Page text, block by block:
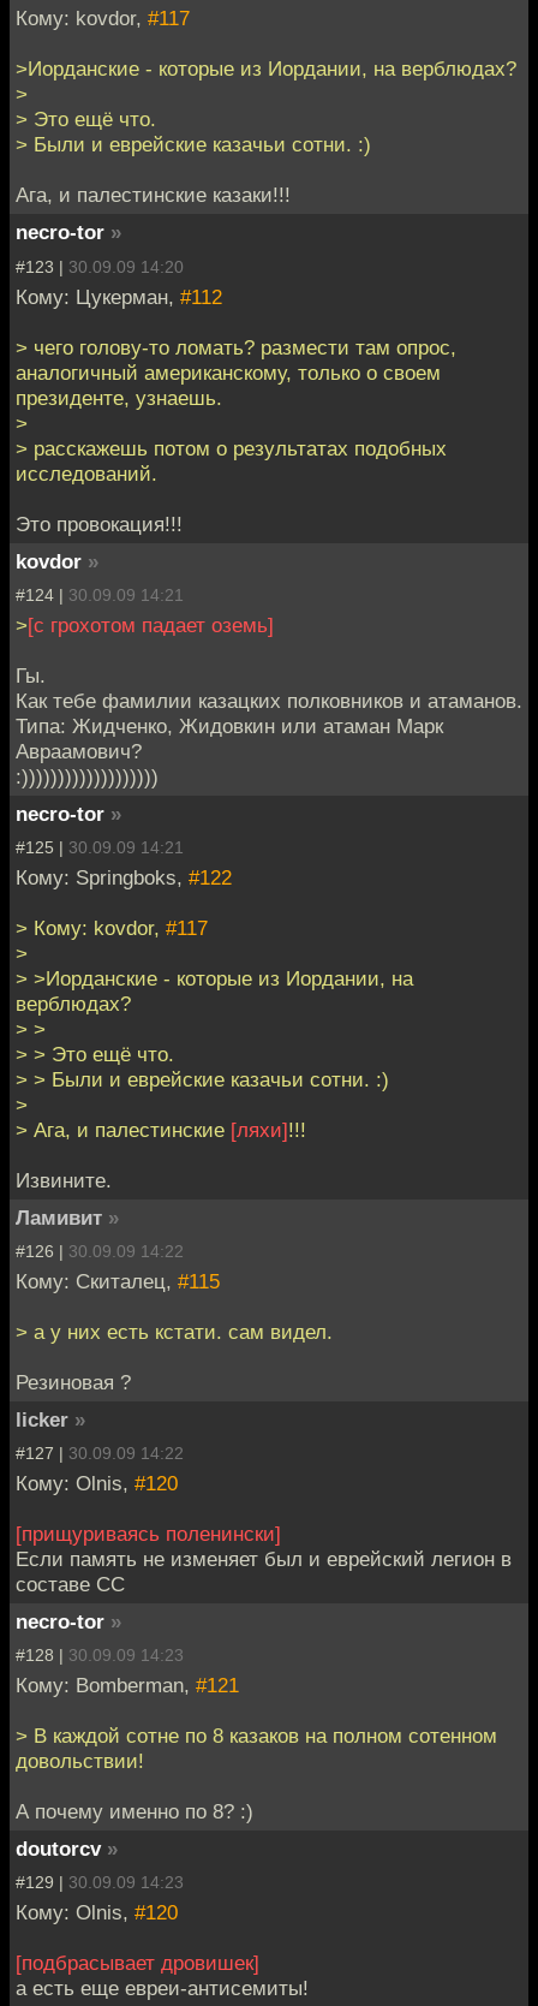
Кому: kovdor, #117
>Иорданские - которые из Иордании, на верблюдах?
>
> Это ещё что.
> Были и еврейские казачьи сотни. :)
Ага, и палестинские казаки!!!
necro-tor »
#123 | 30.09.09 14:20
Кому: Цукерман, #112
> чего голову-то ломать? размести там опрос,
аналогичный американскому, только о своем
президенте, узнаешь.
>
> расскажешь потом о результатах подобных
исследований.
Это провокация!!!
kovdor »
#124 | 30.09.09 14:21
>[c грохотом падает оземь]
Гы.
Как тебе фамилии казацких полковников и атаманов.
Типа: Жидченко, Жидовкин или атаман Марк
Авраамович?
:)))))))))))))))))))
necro-tor »
#125 | 30.09.09 14:21
Кому: Springboks, #122
> Кому: kovdor, #117
>
> >Иорданские - которые из Иордании, на
верблюдах?
> >
> > Это ещё что.
> > Были и еврейские казачьи сотни. :)
>
> Ага, и палестинские [ляхи]!!!
Извините.
Ламивит »
#126 | 30.09.09 14:22
Кому: Скиталец, #115
> а у них есть кстати. сам видел.
Резиновая ?
licker »
#127 | 30.09.09 14:22
Кому: Olnis, #120
[прищуриваясь поленински]
Если память не изменяет был и еврейский легион в
составе СС
necro-tor »
#128 | 30.09.09 14:23
Кому: Bomberman, #121
> В каждой сотне по 8 казаков на полном сотенном
довольствии!
А почему именно по 8? :)
doutorcv »
#129 | 30.09.09 14:23
Кому: Olnis, #120
[подбрасывает дровишек]
а есть еще евреи-антисемиты!